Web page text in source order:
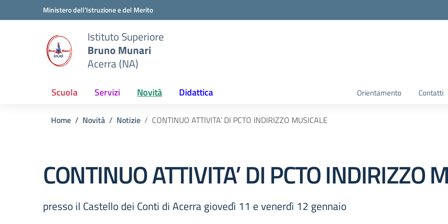
Vai ai contenuti
Vai al menu di navigazioneMinistero dell'Istruzione e del Merito
Istituto Superiore
Bruno Munari
Acerra (NA)
Scuola Servizi Novità Didattica Orientamento Contatti
Home Novità Notizie CONTINUO ATTIVITA’ DI PCTO INDIRIZZO MUSICALE
CONTINUO ATTIVITA’ DI PCTO INDIRIZZO
presso il Castello dei Conti di Acerra giovedì 11 e venerdì 12 gennaio